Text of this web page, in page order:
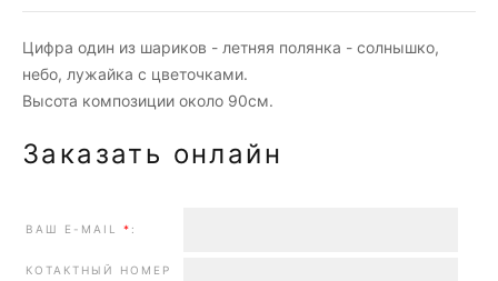
Цифра один из шариков - летняя полянка - солнышко,
небо, лужайка с цветочками.
Высота композиции около 90см.
Заказать онлайн
ВАШ E-MAIL * :
КОТАКТНЫЙ НОМЕР